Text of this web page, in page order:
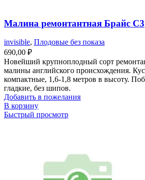
Малина ремонтантная Брайс С3
invisible, Плодовые без показа
690,00 ₽
Новейший крупноплодный сорт
малины английского происхождения.
компактные, 1,6-1,8 метров в высоту.
гладкие, без шипов.
Добавить в пожелания
В корзину
Быстрый просмотр